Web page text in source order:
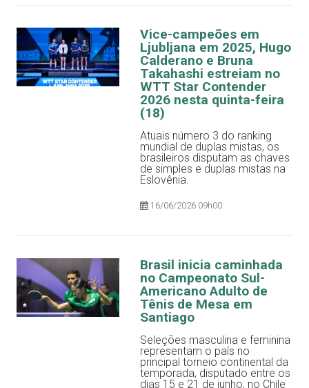
Vice-campeões em
Ljubljana em 2025, Hugo
Calderano e Bruna
Takahashi estreiam no
WTT Star Contender
2026 nesta quinta-feira
(18)
Atuais número 3 do ranking
mundial de duplas mistas, os
brasileiros disputam as chaves
de simples e duplas mistas na
Eslovênia.
16/06/2026 09h00
Brasil inicia caminhada
no Campeonato Sul-
Americano Adulto de
Tênis de Mesa em
Santiago
Seleções masculina e feminina
representam o país no
principal torneio continental da
temporada, disputado entre os
dias 15 e 21 de junho, no Chile